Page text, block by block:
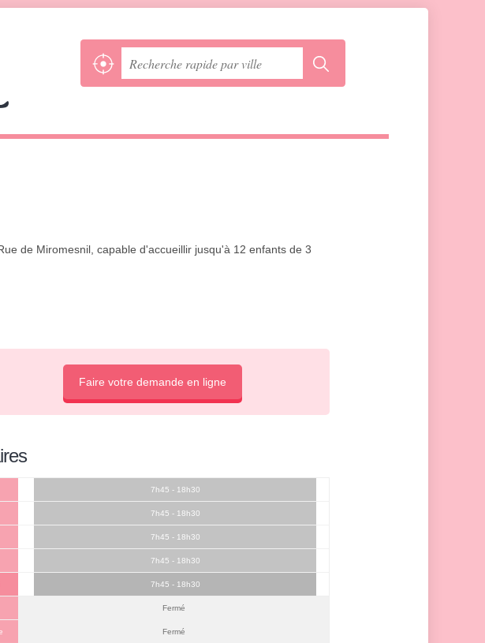
de Miromesnil, capable d'accueillir jusqu'à 12 enfants de 3
Faire votre demande en ligne
7h45 - 18h30
7h45 - 18h30
7h45 - 18h30
7h45 - 18h30
7h45 - 18h30
Fermé
Fermé